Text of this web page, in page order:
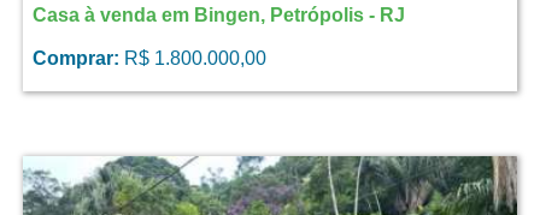
Casa à venda em Bingen, Petrópolis - RJ
Comprar: R$ 1.800.000,00